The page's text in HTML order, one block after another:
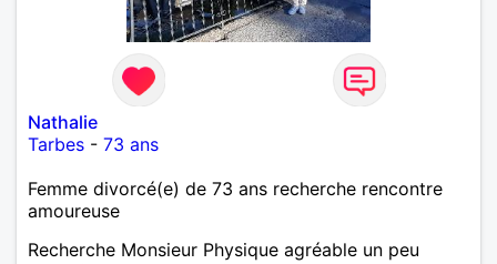
Nathalie
Tarbes - 73 ans
Femme divorcé(e) de 73 ans recherche rencontre
amoureuse
Recherche Monsieur Physique agréable un peu